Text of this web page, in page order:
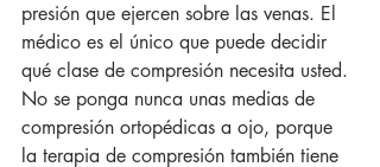
presión que ejercen sobre las venas. El
médico es el único que puede decidir
qué clase de compresión necesita usted.
No se ponga nunca unas medias de
compresión ortopédicas a ojo, porque
la terapia de compresión también tiene